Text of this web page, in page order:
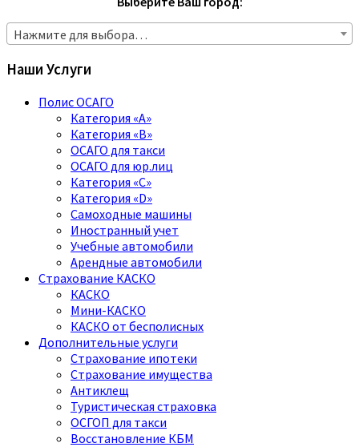
Нажмите для выбора…
Наши Услуги
Полис ОСАГО
Категория «A»
Категория «B»
ОСАГО для такси
ОСАГО для юр.лиц
Категория «C»
Категория «D»
Самоходные машины
Иностранный учет
Учебные автомобили
Арендные автомобили
Страхование КАСКО
КАСКО
Мини-КАСКО
КАСКО от бесполисных
Дополнительные услуги
Страхование ипотеки
Страхование имущества
Антиклещ
Туристическая страховка
ОСГОП для такси
Восстановление КБМ